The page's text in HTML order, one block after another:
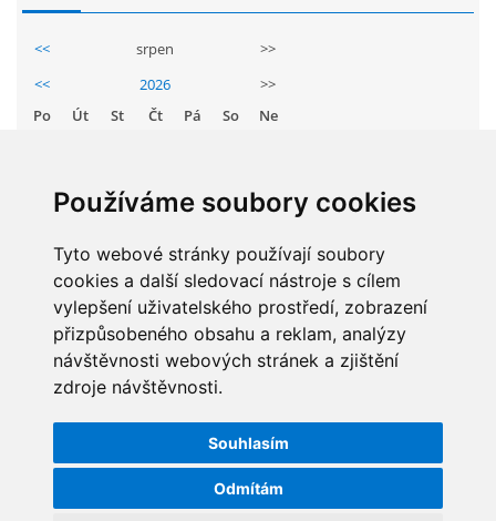
Používáme soubory cookies
Tyto webové stránky používají soubory
cookies a další sledovací nástroje s cílem
vylepšení uživatelského prostředí, zobrazení
přizpůsobeného obsahu a reklam, analýzy
návštěvnosti webových stránek a zjištění
zdroje návštěvnosti.
Souhlasím
Odmítám
GDPR
PŘEDŠKOLÁCI
REZERVAČNÍ SYSTÉM SPORTOVNÍ HALY
ŠKOLNÍ PORADENSKÉ PRACOVIŠTĚ
NEPOTŘEBNÝ MAJETEK
NAUČNÁ STEZKA ZBRASLAV
<< srpen
>>
<<
2026
>>
Po
Út St Čt Pá So
Ne
11 12 13 14 15
16
18 19 20 21 22
23
25 26 27 28 29
30
STATISTIKY